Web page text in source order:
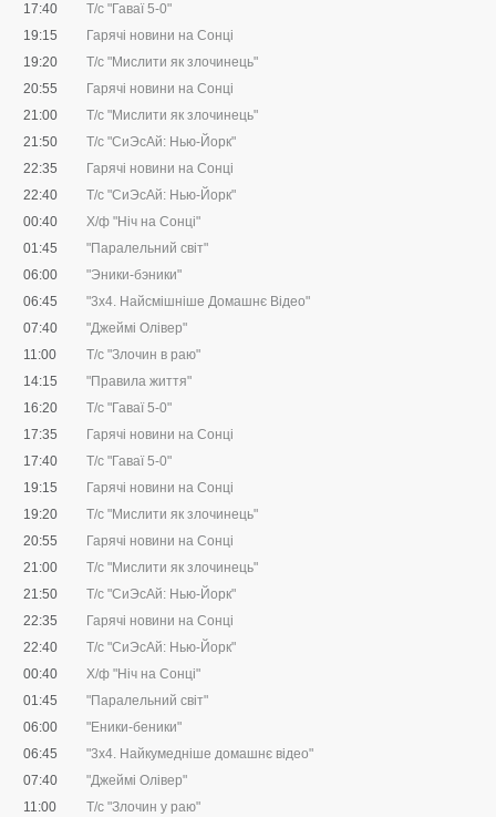
17:40
Т/с "Гаваї 5-0"
19:15
Гарячі новини на Сонці
19:20
Т/с "Мислити як злочинець"
20:55
Гарячі новини на Сонці
21:00
Т/с "Мислити як злочинець"
21:50
Т/с "СиЭсАй: Нью-Йорк"
22:35
Гарячі новини на Сонці
22:40
Т/с "СиЭсАй: Нью-Йорк"
00:40
Х/ф "Ніч на Сонці"
01:45
"Паралельний світ"
06:00
"Эники-бэники"
06:45
"3х4. Найсмішніше Домашнє Відео"
07:40
"Джеймі Олівер"
11:00
Т/с "Злочин в раю"
14:15
"Правила життя"
16:20
Т/с "Гаваї 5-0"
17:35
Гарячі новини на Сонці
17:40
Т/с "Гаваї 5-0"
19:15
Гарячі новини на Сонці
19:20
Т/с "Мислити як злочинець"
20:55
Гарячі новини на Сонці
21:00
Т/с "Мислити як злочинець"
21:50
Т/с "СиЭсАй: Нью-Йорк"
22:35
Гарячі новини на Сонці
22:40
Т/с "СиЭсАй: Нью-Йорк"
00:40
Х/ф "Ніч на Сонці"
01:45
"Паралельний світ"
06:00
"Еники-беники"
06:45
"3х4. Найкумедніше домашнє відео"
07:40
"Джеймі Олівер"
11:00
Т/с "Злочин у раю"